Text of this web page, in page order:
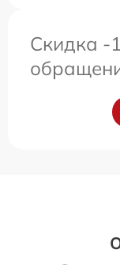
Скидка -